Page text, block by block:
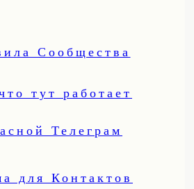
Сообщества
тут работает
Телеграм
для Контактов